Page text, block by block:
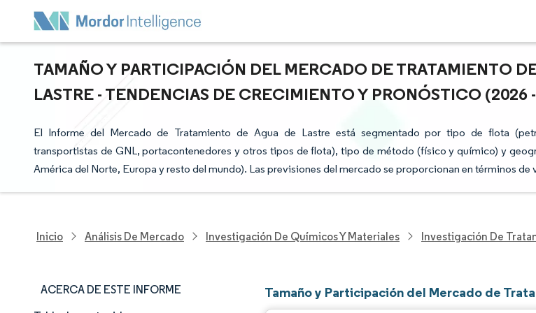
TAMAÑO Y PARTICIPACIÓN DEL MERCADO DE TRATAMIENTO
LASTRE - TENDENCIAS DE CRECIMIENTO Y PRONÓSTICO (2026
El Informe del Mercado de Tratamiento de Agua de Lastre está segmentado por tipo de flota
transportistas de GNL, portacontenedores y otros tipos de flota), tipo de método (físico y químico) y
América del Norte, Europa y resto del mundo). Las previsiones del mercado se proporcionan en términos de
Inicio Análisis De Mercado Investigación De Químicos Y Materiales Investigación De
ACERCA DE ESTE INFORME Tamaño y Participación del Mercado de